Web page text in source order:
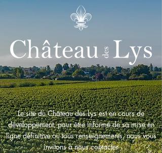
Le site du Château des Lys est en cours de
développement, pour être informé de sa mise en
ligne définitive ou tous renseignements, nous vous
invitons à nous contacter